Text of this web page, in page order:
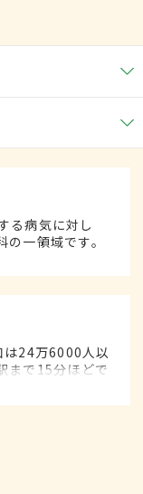
る病気に対し
一領域です。
は24万6000人以
まで15分ほどで
花見を楽しめる
くの人が訪れ